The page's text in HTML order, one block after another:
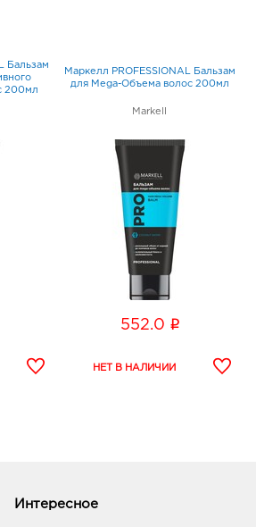
Бальзам
200мл
Маркелл PROFESSIONAL Бальзам
для Mega-Объема волос 200мл
Markell
552.0 i
Интересное